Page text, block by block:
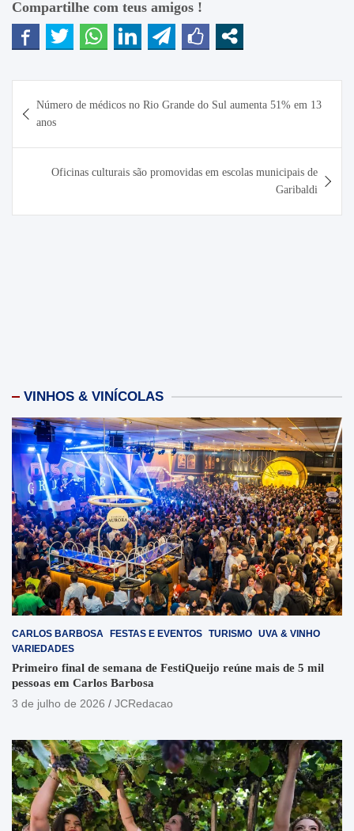
Compartilhe com teus amigos !
de
Post
Número de médicos no Rio Grande do Sul aumenta 51% em 13
anos
Oficinas culturais são promovidas em escolas municipais de
Garibaldi
VINHOS & VINÍCOLAS
CARLOS BARBOSA FESTAS E EVENTOS TURISMO UVA & VINHO
VARIEDADES
Primeiro final de semana de FestiQueijo reúne mais de 5 mil
pessoas em Carlos Barbosa
3 de julho de 2026
JCRedacao